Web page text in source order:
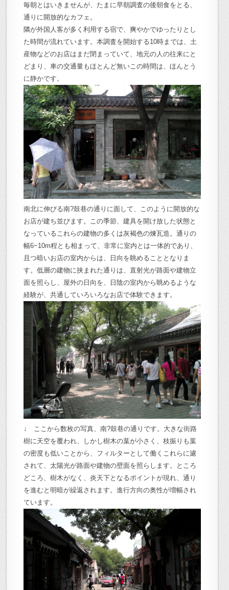
毎朝とはいきませんが、たまに早朝調査の後朝食をとる、
通りに開放的なカフェ。
隣が外国人客が多く利用する宿で、爽やかでゆったりとし
た時間が流れています。本調査を開始する10時までは、土
産物などのお店はまだ閉まっていて、地元の人の往来にと
どまり、車の交通量もほとんど無いこの時間は、ほんとう
に静かです。
南北に伸びる南?鼓巷の通りに面して、このように開放的な
お店が建ち並びます。この季節、建具を開け放した状態と
なっているこれらの建物の多くは灰褐色の煉瓦造。通りの
幅6~10m程とも相まって、非常に室内とは一体的であり、
且つ暗いお店の室内からは、日向を眺めることとなりま
す。低層の建物に挟まれた通りは、直射光が路面や建物立
面を照らし、屋外の日向を、日陰の室内から眺めるような
経験が、共通していろいろなお店で体験できます。
↓ ここから数枚の写真、南?鼓巷の通りです。大きな街路
樹に天空を覆われ、しかし樹木の葉が小さく、枝振りも葉
の密度も低いことから、フィルターとして働くこれらに濾
されて、太陽光が路面や建物の壁面を照らします。ところ
どころ、樹木がなく、炎天下となるポイントが現れ、通り
を進むと明暗が繰返されます。進行方向の奥性が増幅され
ています。